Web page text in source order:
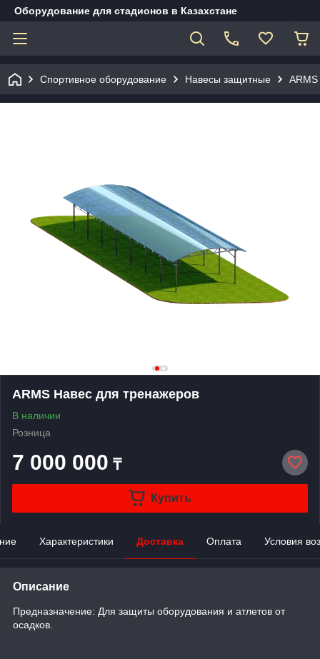
Оборудование для стадионов в Казахстане
Спортивное оборудование Навесы защитные
ARMS Навес для тренажеров
В наличии
Розница
7 000 000 ₸
Купить
Характеристики Доставка Оплата Условия
Описание
Предназначение: Для защиты оборудования и атлетов от
осадков.